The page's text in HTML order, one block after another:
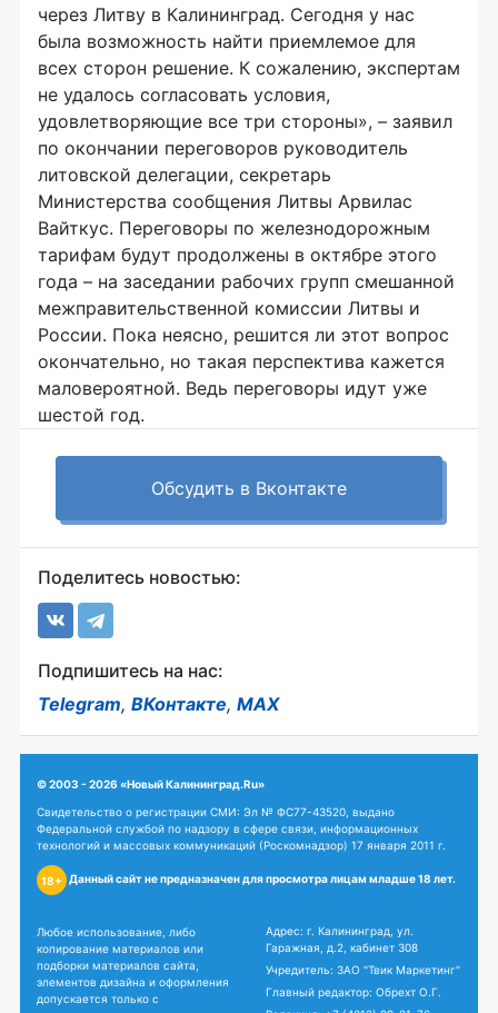
через Литву в Калининград. Сегодня у нас
была возможность найти приемлемое для
всех сторон решение. К сожалению, экспертам
не удалось согласовать условия,
удовлетворяющие все три стороны», – заявил
по окончании переговоров руководитель
литовской делегации, секретарь
Министерства сообщения Литвы Арвилас
Вайткус. Переговоры по железнодорожным
тарифам будут продолжены в октябре этого
года – на заседании рабочих групп смешанной
межправительственной комиссии Литвы и
России. Пока неясно, решится ли этот вопрос
окончательно, но такая перспектива кажется
маловероятной. Ведь переговоры идут уже
шестой год.
Обсудить в Вконтакте
Поделитесь новостью:
Подпишитесь на нас:
Telegram, ВКонтакте, MAX
© 2003 - 2026 «Новый Калининград.Ru»
Свидетельство о регистрации СМИ: Эл № ФС77-43520, выдано
Федеральной службой по надзору в сфере связи, информационных
технологий и массовых коммуникаций (Роскомнадзор) 17 января 2011 г.
18+ Данный сайт не предназначен для просмотра лицам младше 18 лет.
Любое использование, либо
копирование материалов или
подборки материалов сайта,
элементов дизайна и оформления
допускается только с
Адрес: г. Калининград, ул.
Гаражная, д.2, кабинет 308
Учредитель: ЗАО "Твик Маркетинг"
Главный редактор: Обрехт О.Г.